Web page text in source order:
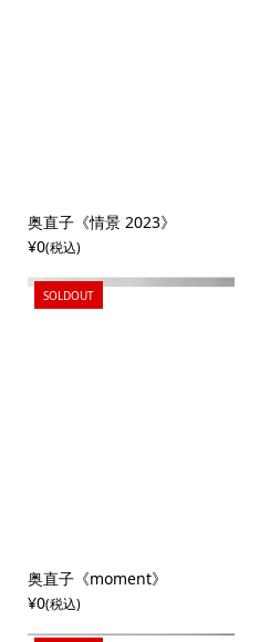
奥直子《情景 2023》
¥0(税込)
SOLDOUT
奥直子《moment》
¥0(税込)